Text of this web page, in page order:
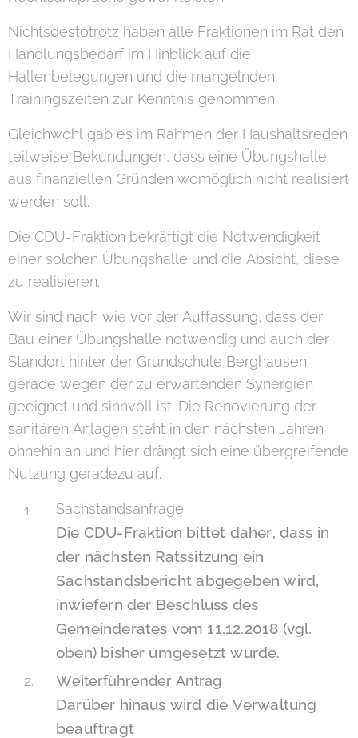
Nichtsdestotrotz haben alle Fraktionen im Rat den
Handlungsbedarf im Hinblick auf die
Hallenbelegungen und die mangelnden
Trainingszeiten zur Kenntnis genommen.
Gleichwohl gab es im Rahmen der Haushaltsreden
teilweise Bekundungen, dass eine Übungshalle
aus finanziellen Gründen womöglich nicht realisiert
werden soll.
Die CDU-Fraktion bekräftigt die Notwendigkeit
einer solchen Übungshalle und die Absicht, diese
zu realisieren.
Wir sind nach wie vor der Auffassung, dass der
Bau einer Übungshalle notwendig und auch der
Standort hinter der Grundschule Berghausen
gerade wegen der zu erwartenden Synergien
geeignet und sinnvoll ist. Die Renovierung der
sanitären Anlagen steht in den nächsten Jahren
ohnehin an und hier drängt sich eine übergreifende
Nutzung geradezu auf.
Sachstandsanfrage
Die CDU-Fraktion bittet daher, dass in
der nächsten Ratssitzung ein
Sachstandsbericht abgegeben wird,
inwiefern der Beschluss des
Gemeinderates vom 11.12.2018 (vgl.
oben) bisher umgesetzt wurde.
Weiterführender Antrag
Darüber hinaus wird die Verwaltung
beauftragt